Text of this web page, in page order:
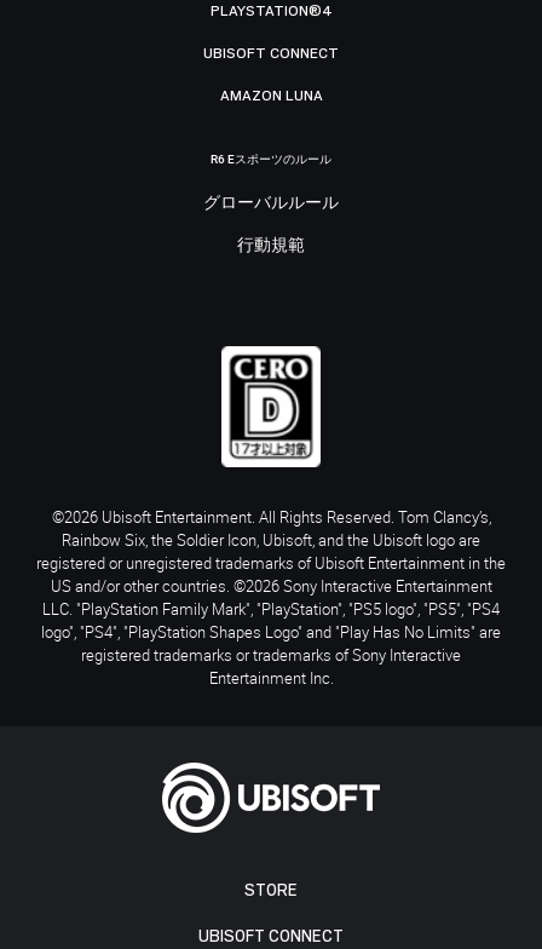
STORE
UBISOFT CONNECT
PLAYSTATION®4
UBISOFT CONNECT
AMAZON LUNA
R6 Eスポーツのルール
グローバルルール
行動規範
©2026 Ubisoft Entertainment. All Rights Reserved. Tom Clancy’s,
Rainbow Six, the Soldier Icon, Ubisoft, and the Ubisoft logo are
registered or unregistered trademarks of Ubisoft Entertainment in the
US and/or other countries. ©2026 Sony Interactive Entertainment
LLC. "PlayStation Family Mark", "PlayStation", "PS5 logo", "PS5", "PS4
logo", "PS4", "PlayStation Shapes Logo" and "Play Has No Limits" are
registered trademarks or trademarks of Sony Interactive
Entertainment Inc.